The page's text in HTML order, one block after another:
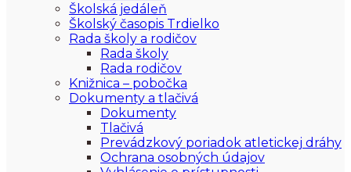
Školská jedáleň
Školský časopis Trdielko
Rada školy a rodičov
Rada školy
Rada rodičov
Knižnica – pobočka
Dokumenty a tlačivá
Dokumenty
Tlačivá
Prevádzkový poriadok atletickej dráhy
Ochrana osobných údajov